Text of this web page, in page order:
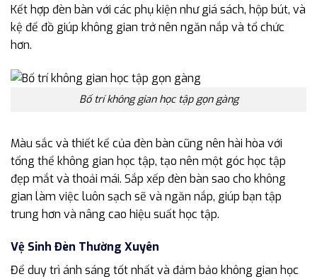
Kết hợp đèn bàn với các phụ kiện như giá sách, hộp bút, và
kệ để đồ giúp không gian trở nên ngăn nắp và tổ chức
hơn.
Bố trí không gian học tập gọn gàng
Màu sắc và thiết kế của đèn bàn cũng nên hài hòa với
tổng thể không gian học tập, tạo nên một góc học tập
đẹp mắt và thoải mái. Sắp xếp đèn bàn sao cho không
gian làm việc luôn sạch sẽ và ngăn nắp, giúp bạn tập
trung hơn và nâng cao hiệu suất học tập.
Vệ Sinh Đèn Thường Xuyên
Để duy trì ánh sáng tốt nhất và đảm bảo không gian học